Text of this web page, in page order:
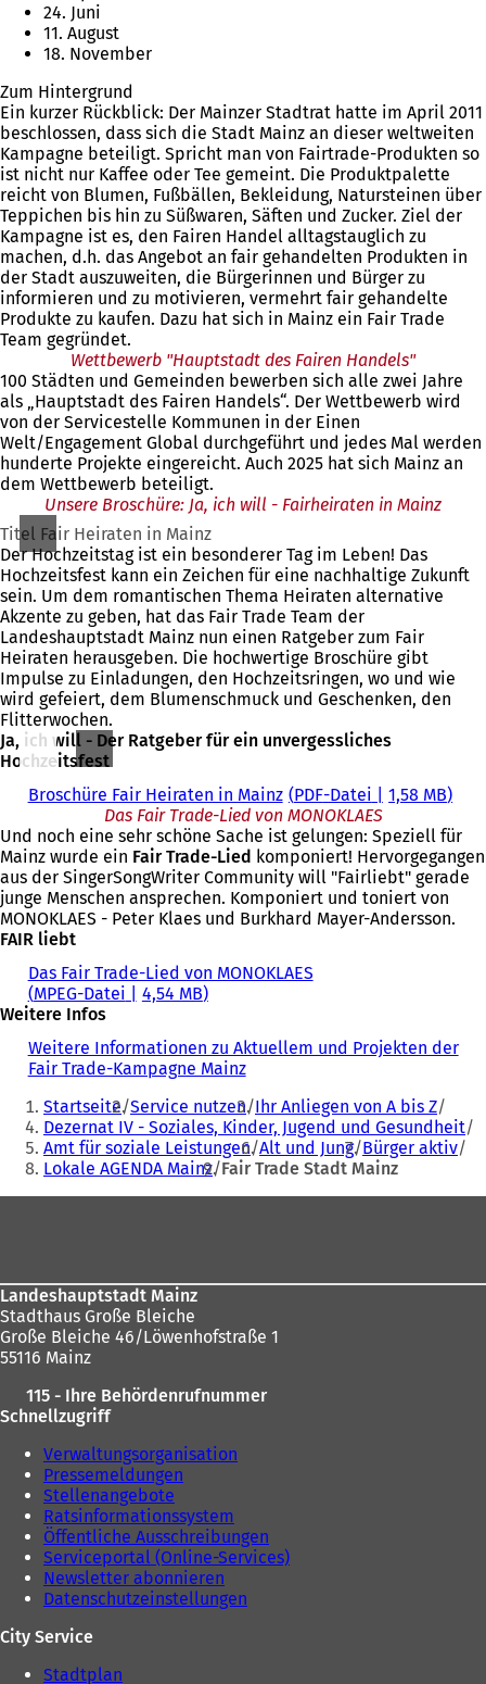
24. Juni
11. August
18. November
Zum Hintergrund
Ein kurzer Rückblick: Der Mainzer Stadtrat hatte im April 2011
beschlossen, dass sich die Stadt Mainz an dieser weltweiten
Kampagne beteiligt. Spricht man von Fairtrade-Produkten so
ist nicht nur Kaffee oder Tee gemeint. Die Produktpalette
reicht von Blumen, Fußbällen, Bekleidung, Natursteinen über
Teppichen bis hin zu Süßwaren, Säften und Zucker. Ziel der
Kampagne ist es, den Fairen Handel alltagstauglich zu
machen, d.h. das Angebot an fair gehandelten Produkten in
der Stadt auszuweiten, die Bürgerinnen und Bürger zu
informieren und zu motivieren, vermehrt fair gehandelte
Produkte zu kaufen. Dazu hat sich in Mainz ein Fair Trade
Team gegründet.
Wettbewerb "Hauptstadt des Fairen Handels"
100 Städten und Gemeinden bewerben sich alle zwei Jahre
als „Hauptstadt des Fairen Handels“. Der Wettbewerb wird
von der Servicestelle Kommunen in der Einen
Welt/Engagement Global durchgeführt und jedes Mal werden
hunderte Projekte eingereicht. Auch 2025 hat sich Mainz an
dem Wettbewerb beteiligt.
Unsere Broschüre: Ja, ich will - Fairheiraten in Mainz
Titel Fair Heiraten in Mainz
Der Hochzeitstag ist ein besonderer Tag im Leben! Das
Hochzeitsfest kann ein Zeichen für eine nachhaltige Zukunft
sein. Um dem romantischen Thema Heiraten alternative
Akzente zu geben, hat das Fair Trade Team der
Landeshauptstadt Mainz nun einen Ratgeber zum Fair
Heiraten herausgeben. Die hochwertige Broschüre gibt
Impulse zu Einladungen, den Hochzeitsringen, wo und wie
wird gefeiert, dem Blumenschmuck und Geschenken, den
Flitterwochen.
Ja, ich will - Der Ratgeber für ein unvergessliches
Hochzeitsfest
Broschüre Fair Heiraten in Mainz PDF-Datei
1,58 MB
Das Fair Trade-Lied von MONOKLAES
Und noch eine sehr schöne Sache ist gelungen: Speziell für
Mainz wurde ein Fair Trade-Lied komponiert! Hervorgegangen
aus der SingerSongWriter Community will "Fairliebt" gerade
junge Menschen ansprechen. Komponiert und toniert von
MONOKLAES - Peter Klaes und Burkhard Mayer-Andersson.
FAIR liebt
Das Fair Trade-Lied von MONOKLAES
MPEG-Datei
4,54 MB
Weitere Infos
Weitere Informationen zu Aktuellem und Projekten der
Fair Trade-Kampagne Mainz
Sie
befinden
sich
hier:
Startseite Service nutzen Ihr Anliegen von A bis Z
Dezernat IV - Soziales, Kinder, Jugend und Gesundheit
Amt für soziale Leistungen Alt und Jung Bürger aktiv
Lokale AGENDA Mainz Fair Trade Stadt Mainz
Landeshauptstadt Mainz
Stadthaus Große Bleiche
Große Bleiche 46/Löwenhofstraße 1
55116 Mainz
115 - Ihre Behördenrufnummer
Schnellzugriff
Verwaltungsorganisation
Pressemeldungen
Stellenangebote
Ratsinformationssystem
Öffentliche Ausschreibungen
Serviceportal (Online-Services)
Newsletter abonnieren
Datenschutzeinstellungen
City Service
Stadtplan